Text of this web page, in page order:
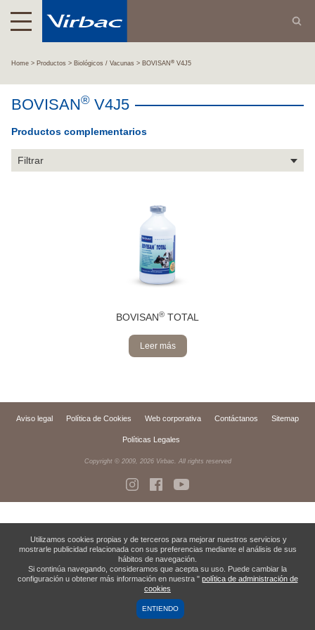
Home Productos Biológicos / Vacunas BOVISAN ® V4J5
BOVISAN® V4J5
Productos complementarios
Filtrar
BOVISAN® TOTAL
Leer más
Aviso legal Política de Cookies Web corporativa Contáctanos Sitemap
Políticas Legales
Copyright © 2009, 2026Virbac. All rights reserved
Utilizamos cookies propias y de terceros para mejorar nuestros servicios y
mostrarle publicidad relacionada con sus preferencias mediante el análisis de sus
hábitos de navegación.
Si continúa navegando, consideramos que acepta su uso. Puede cambiar la
configuración u obtener más información en nuestra " política de administración de
cookies
ENTIENDO